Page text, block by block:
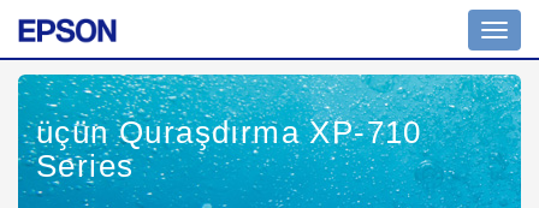
keç
üçün Quraşdırma XP-710
Series